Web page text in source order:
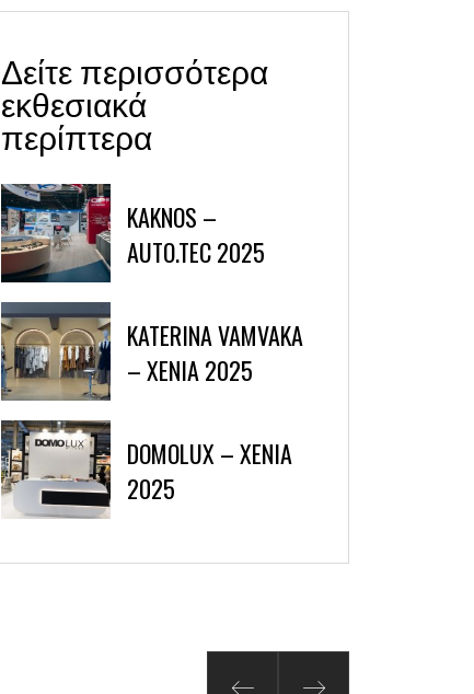
Δείτε περισσότερα
εκθεσιακά
περίπτερα
KAKNOS –
AUTO.TEC 2025
KATERINA VAMVAKA
– XENIA 2025
DOMOLUX – XENIA
2025